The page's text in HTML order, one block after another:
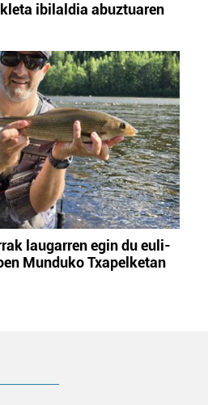
ibilaldia abuztuaren
laugarren egin du euli-
Munduko Txapelketan